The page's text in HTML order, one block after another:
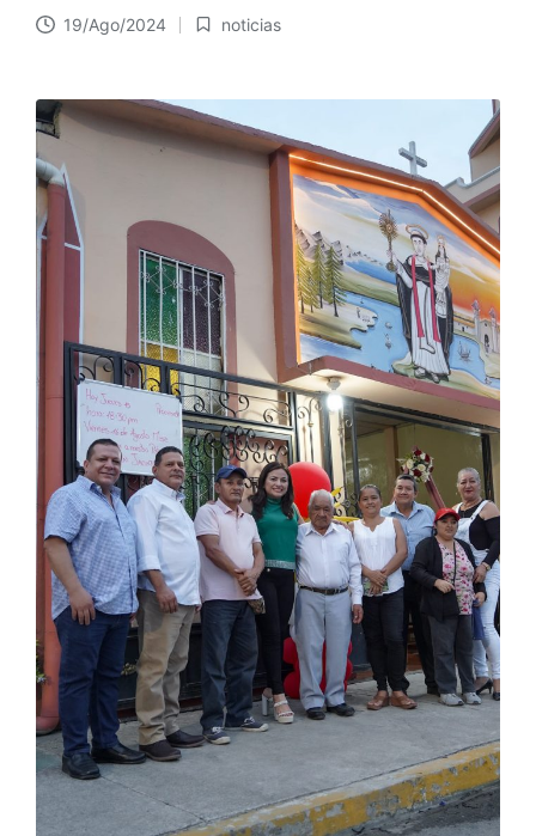
19/Ago/2024
Publicado
noticias